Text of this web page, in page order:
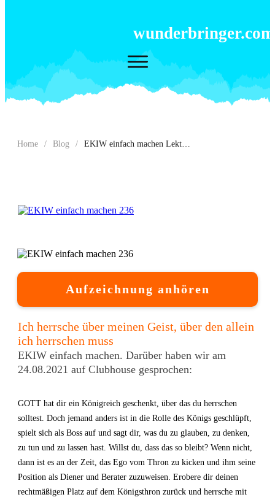
wunderbringer.com
Home / Blog / EKIW einfach machen Lektion 236
Aufzeichnung anhören
Ich herrsche über meinen Geist, über den allein
ich herrschen muss
EKIW einfach machen. Darüber haben wir am
24.08.2021 auf Clubhouse gesprochen:
GOTT hat dir ein Königreich geschenkt, über das du herrschen
solltest. Doch jemand anders ist in die Rolle des Königs geschlüpft,
spielt sich als Boss auf und sagt dir, was du zu glauben, zu denken,
zu tun und zu lassen hast. Willst du, dass das so bleibt? Wenn nicht,
dann ist es an der Zeit, das Ego vom Thron zu kicken und ihm seine
Position als Diener und Berater zuzuweisen. Erobere dir deinen
rechtmäßigen Platz auf dem Königsthron zurück und herrsche mit